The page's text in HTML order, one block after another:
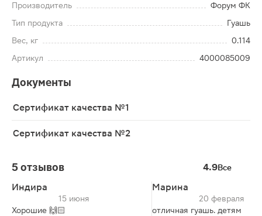
Производитель
Форум ФК
Тип продукта
Гуашь
Вес, кг
0.114
Артикул
4000085009
Документы
Сертификат качества №1
Сертификат качества №2
5 отзывов 4.9Все
Индира
15 июня
Хорошие 🙌🏻
Марина
20 февраля
отличная гуашь. детям